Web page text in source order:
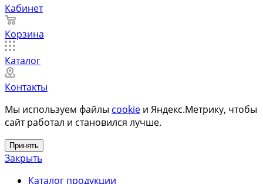
Кабинет
Корзина
Каталог
Контакты
Мы используем файлы cookie и Яндекс.Метрику, чтобы
сайт работал и становился лучше.
Принять
Закрыть
Каталог продукции